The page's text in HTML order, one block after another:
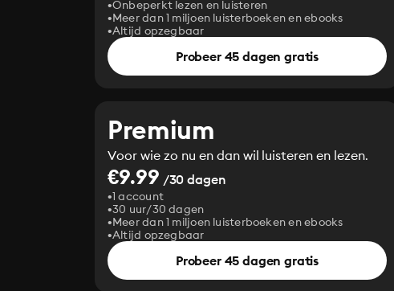
Onbeperkt lezen en luisteren
Meer dan 1 miljoen luisterboeken en ebooks
Altijd opzegbaar
Probeer 45 dagen gratis
Premium
Voor wie zo nu en dan wil luisteren en lezen.
€9.99 /30 dagen
1 account
30 uur/30 dagen
Meer dan 1 miljoen luisterboeken en ebooks
Altijd opzegbaar
Probeer 45 dagen gratis